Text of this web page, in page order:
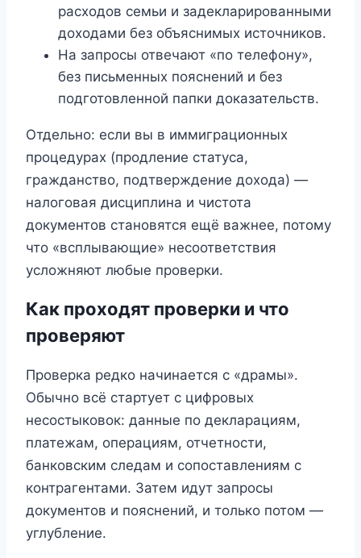
расходов семьи и задекларированными
доходами без объяснимых источников.
На запросы отвечают «по телефону»,
без письменных пояснений и без
подготовленной папки доказательств.
Отдельно: если вы в иммиграционных
процедурах (продление статуса,
гражданство, подтверждение дохода) —
налоговая дисциплина и чистота
документов становятся ещё важнее, потому
что «всплывающие» несоответствия
усложняют любые проверки.
Как проходят проверки и что
проверяют
Проверка редко начинается с «драмы».
Обычно всё стартует с цифровых
несостыковок: данные по декларациям,
платежам, операциям, отчетности,
банковским следам и сопоставлениям с
контрагентами. Затем идут запросы
документов и пояснений, и только потом —
углубление.